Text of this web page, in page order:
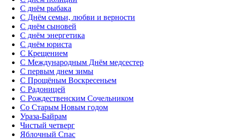
С днём рыбака
С Днём семьи, любви и верности
С днём сыновей
С днём энергетика
С днём юриста
С Крещением
С Международным Днём медсестер
С первым днем зимы
С Прощёным Воскресеньем
С Радоницей
С Рождественским Сочельником
Со Старым Новым годом
Ураза-Байрам
Чистый четверг
Яблочный Спас